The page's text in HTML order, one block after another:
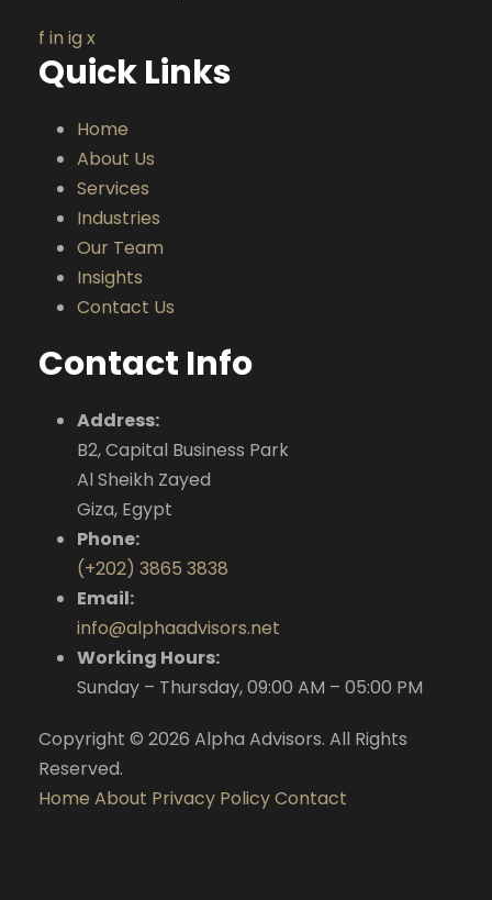
f in ig x
Quick Links
Home
About Us
Services
Industries
Our Team
Insights
Contact Us
Contact Info
Address:
B2, Capital Business Park
Al Sheikh Zayed
Giza, Egypt
Phone:
(+202) 3865 3838
Email:
info@alphaadvisors.net
Working Hours:
Sunday – Thursday, 09:00 AM – 05:00 PM
Copyright © 2026 Alpha Advisors. All Rights
Reserved.
Home About Privacy PolicyContact